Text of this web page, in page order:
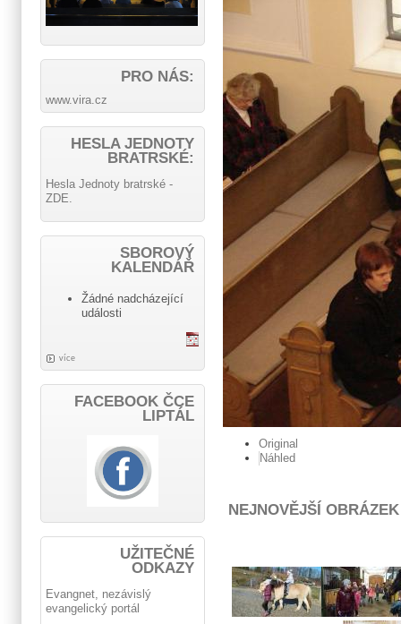
Original
Náhled
NEJNOVĚJŠÍ OBRÁZEK
PRO NÁS:
www.vira.cz
HESLA JEDNOTY
BRATRSKÉ:
Hesla Jednoty bratrské -
ZDE.
SBOROVÝ
KALENDÁŘ
Žádné nadcházející
události
více
FACEBOOK ČCE
LIPTÁL
UŽITEČNÉ
ODKAZY
Evangnet, nezávislý
evangelický portál